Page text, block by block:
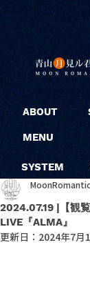
ABOUT
MENU
SYSTEM
2024.07.19 |【観
LIVE『ALMA』
更新日： 2024年7月